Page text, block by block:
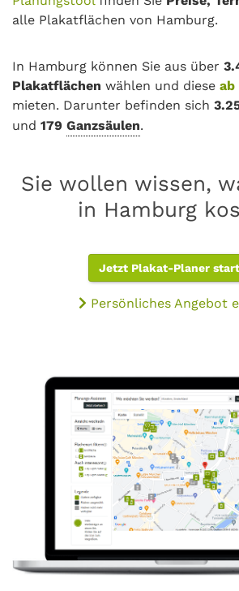
alle Plakatflächen von Hamburg.
In Hamburg können Sie aus über
Plakatflächen wählen und diese ab
mieten. Darunter befinden sich
und 179 Ganzsäulen.
Sie wollen wissen,
in Hamburg
Jetzt Plakat-Planer
Persönliches Angebot